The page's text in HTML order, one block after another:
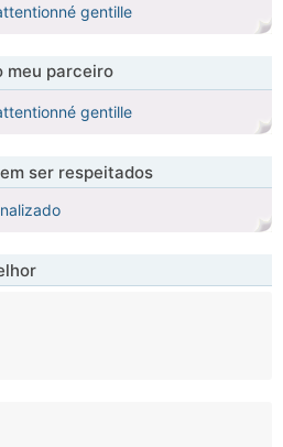
gentille
meu parceiro
gentille
ser respeitados